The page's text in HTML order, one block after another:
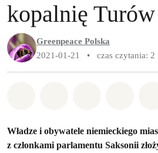
kopalnię Turów
Greenpeace Polska
2021-01-21
• czas czytania: 2
Władze i obywatele niemieckiego
z członkami parlamentu Saksonii